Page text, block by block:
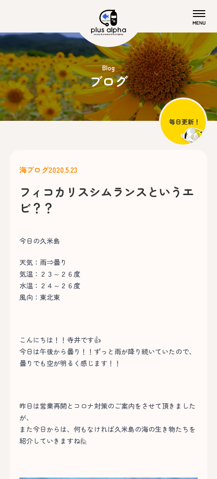
Blog
ブログ
海ブログ2020.5.23
フィコカリスシムランスというエ
ビ？？
今日の久米島
天気：雨⇒曇り
気温：２３～２６度
水温：２４～２６度
風向：東北東
こんにちは！！寺井です👍
今日は午後から曇り！！ずっと雨が降り続いていたので、
曇りでも空が明るく感じます！！
昨日は営業再開とコロナ対策のご案内をさせて頂きました
が、
また今日からは、何もなければ久米島の海の生き物たちを
紹介していきますね🙋